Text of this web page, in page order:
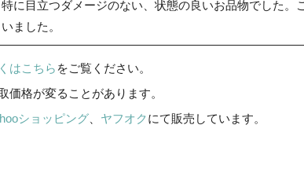
特に目立つダメージのない、状態の良いお品物でした。
いました。
はこちら をご覧ください。
価格が変ることがあります。
ショッピング ヤフオクにて販売しています。